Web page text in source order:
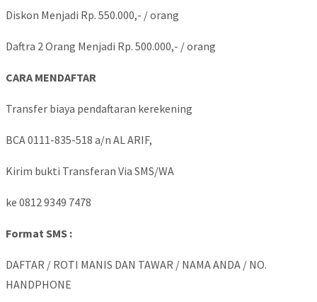
Diskon Menjadi Rp. 550.000,- / orang
Daftra 2 Orang Menjadi Rp. 500.000,- / orang
CARA MENDAFTAR
Transfer biaya pendaftaran kerekening
BCA 0111-835-518 a/n AL ARIF,
Kirim bukti Transferan Via SMS/WA
ke 0812 9349 7478
Format SMS :
DAFTAR / ROTI MANIS DAN TAWAR / NAMA ANDA / NO.
HANDPHONE